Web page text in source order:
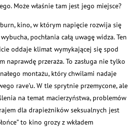
Może właśnie tam jest jego miejsce?
kino, w którym napięcie rozwija się
pochłania całą uwagę widza. Ten
oddaje klimat wymykającej się spod
naprawdę przeraża. To zasługa nie tylko
montażu, który chwilami nadaje
rave’u. W tle sprytnie przemycone, ale
na temat macierzyństwa, problemów
dla drapieżników seksualnych jest
to kino grozy z wkładem